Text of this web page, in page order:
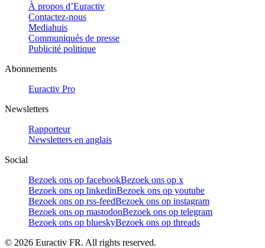
À propos d’Euractiv
Contactez-nous
Mediahuis
Communiqués de presse
Publicité politique
Abonnements
Euractiv Pro
Newsletters
Rapporteur
Newsletters en anglais
Social
Bezoek ons op facebookBezoek ons op x
Bezoek ons op linkedinBezoek ons op youtube
Bezoek ons op rss-feedBezoek ons op instagram
Bezoek ons op mastodonBezoek ons op telegram
Bezoek ons op blueskyBezoek ons op threads
© 2026 Euractiv FR. All rights reserved.